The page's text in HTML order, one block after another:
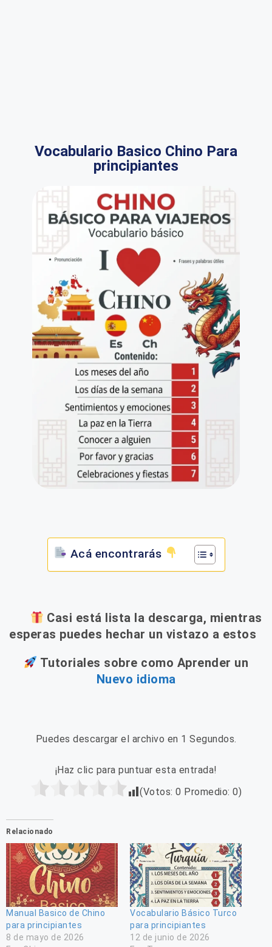
Vocabulario Basico Chino Para
principiantes
Acá encontrarás
Casi está lista la descarga, mientras
esperas puedes hechar un vistazo a estos
Tutoriales sobre como Aprender un
Nuevo idioma
Puedes descargar el archivo en 0 Segundos.
¡Haz clic para puntuar esta entrada!
(Votos: 0 Promedio: 0)
Relacionado
Manual Basico de Chino
para principiantes
8 de mayo de 2026
Vocabulario Básico Turco
para principiantes
12 de junio de 2026